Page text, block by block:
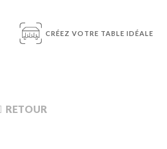
CRÉEZ VOTRE TABLE IDÉALE
RETOUR